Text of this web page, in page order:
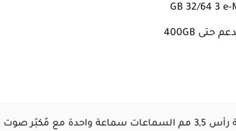
مم السماعات سماعة واحدة مع مُكبّر صوت